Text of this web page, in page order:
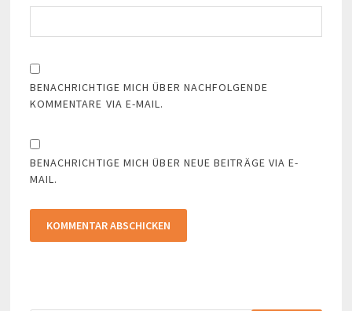
BENACHRICHTIGE MICH ÜBER NACHFOLGENDE
KOMMENTARE VIA E-MAIL.
BENACHRICHTIGE MICH ÜBER NEUE BEITRÄGE VIA E-
MAIL.